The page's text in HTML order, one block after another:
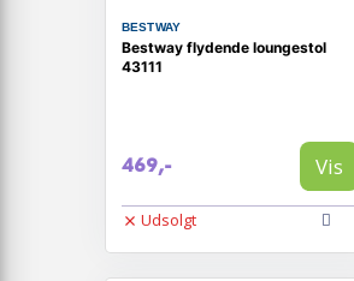
BESTWAY
Bestway flydende loungestol
43111
469,- Vis
Udsolgt